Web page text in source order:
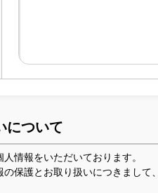
について
情報をいただいております。
の保護とお取り扱いにつきまし